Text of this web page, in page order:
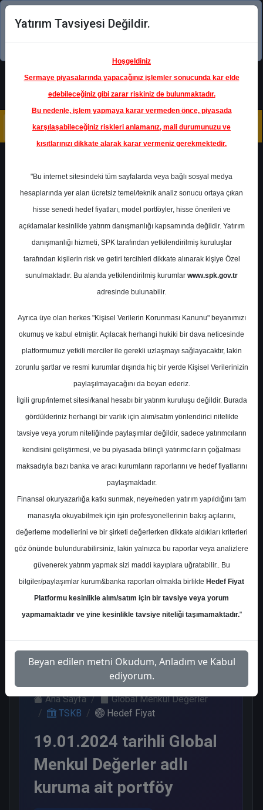
Şimdi uygulamayı indirin!
TSKB- TÜRKİYE SINAİ KALKINMA
BANKASI A.Ş.
Hedef Fiyat 10.96 ₺
Getiri
%-1.44
2 3
En Yüksek Tahmin
Ortalama Fiyat Tahmini
Ortalama Getiri Potansiyeli
Kurum Sayısı
15
9 1
Paralel
Get.
1
Üstü
Get.
3
Yok
1
Cuma, 19 Ocak 2024
Ana Sayfa
Global Menkul Değerler
TSKB
Hedef Fiyat
19.01.2024 tarihli Global
Menkul Değerler adlı
kuruma ait portföy
Yatırım Tavsiyesi Değildir.
Hoşgeldiniz
Sermaye piyasalarında yapacağınız işlemler sonucunda kar elde
edebileceğiniz gibi zarar riskiniz de bulunmaktadır.
Bu nedenle, işlem yapmaya karar vermeden önce, piyasada
karşılaşabileceğiniz riskleri anlamanız, mali durumunuzu ve
kısıtlarınızı dikkate alarak karar vermeniz gerekmektedir.
"Bu internet sitesindeki tüm sayfalarda veya bağlı sosyal medya
hesaplarında yer alan ücretsiz temel/teknik analiz sonucu ortaya çıkan
hisse senedi hedef fiyatları, model portföyler, hisse önerileri ve
açıklamalar kesinlikle yatırım danışmanlığı kapsamında değildir. Yatırım
danışmanlığı hizmeti, SPK tarafından yetkilendirilmiş kuruluşlar
tarafından kişilerin risk ve getiri tercihleri dikkate alınarak kişiye Özel
sunulmaktadır. Bu alanda yetkilendirilmiş kurumlar www.spk.gov.tr
adresinde bulunabilir.
Ayrıca üye olan herkes "Kişisel Verilerin Korunması Kanunu" beyanımızı
okumuş ve kabul etmiştir. Açılacak herhangi hukiki bir dava neticesinde
platformumuz yetkili merciler ile gerekli uzlaşmayı sağlayacaktır, lakin
zorunlu şartlar ve resmi kurumlar dışında hiç bir yerde Kişisel Verilerinizin
paylaşılmayacağını da beyan ederiz.
İlgili grup/internet sitesi/kanal hesabı bir yatırım kuruluşu değildir. Burada
gördükleriniz herhangi bir varlık için alım/satım yönlendirici nitelikte
tavsiye veya yorum niteliğinde paylaşımlar değildir, sadece yatırımcıların
kendisini geliştirmesi, ve bu piyasada bilinçli yatırımcıların çoğalması
maksadıyla bazı banka ve aracı kurumların raporlarını ve hedef fiyatlarını
paylaşmaktadır.
Finansal okuryazarlığa katkı sunmak, neye/neden yatırım yapıldığını tam
manasıyla okuyabilmek için işin profesyonellerinin bakış açılarını,
değerleme modellerini ve bir şirketi değerlerken dikkate aldıkları kriterleri
göz önünde bulundurabilirsiniz, lakin yalnızca bu raporlar veya analizlere
güvenerek yatırım yapmak sizi maddi kayıplara uğratabilir.. Bu
bilgiler/paylaşımlar kurum&banka raporları olmakla birlikte Hedef Fiyat
Platformu kesinlikle alım/satım için bir tavsiye veya yorum
yapmamaktadır ve yine kesinlikle tavsiye niteliği taşımamaktadır."
Beyan edilen metni Okudum, Anladım ve Kabul
ediyorum.